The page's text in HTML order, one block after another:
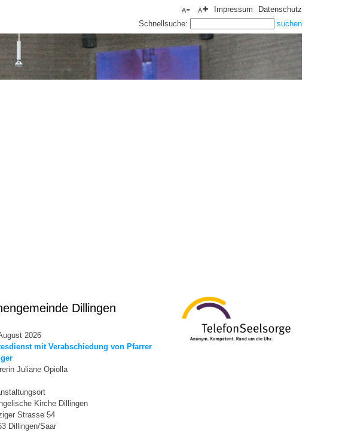
Impressum
Datenschutz
Schnellsuche:
Dillingen
2026
mit Verabschiedung von Pfarrer
Juliane Opiolla
Kirche Dillingen
Strasse 54
Dillingen/Saar